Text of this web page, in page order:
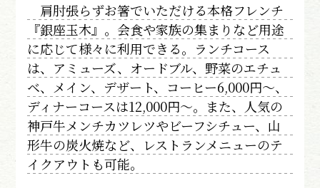
肩肘張らずお箸でいただける本格フレンチ
『銀座玉木』。会食や家族の集まりなど用途
に応じて様々に利用できる。ランチコース
は、アミューズ、オードブル、野菜のエチュ
ベ、メイン、デザート、コーヒー6,000円～、
ディナーコースは12,000円～。また、人気の
神戸牛メンチカツレツやビーフシチュー、山
形牛の炭火焼など、レストランメニューのテ
イクアウトも可能。